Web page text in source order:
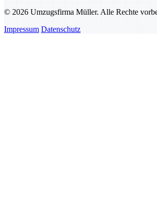
© 2026 Umzugsfirma Müller. Alle Rechte
Impressum Datenschutz